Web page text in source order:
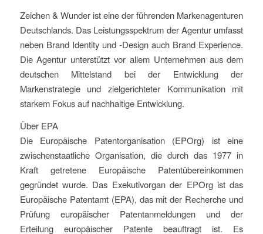
Zeichen & Wunder ist eine der führenden Markenagenturen
Deutschlands. Das Leistungsspektrum der Agentur umfasst
neben Brand Identity und -Design auch Brand Experience.
Die Agentur unterstützt vor allem Unternehmen aus dem
deutschen Mittelstand bei der Entwicklung der
Markenstrategie und zielgerichteter Kommunikation mit
starkem Fokus auf nachhaltige Entwicklung.
Über EPA
Die Europäische Patentorganisation (EPOrg) ist eine
zwischenstaatliche Organisation, die durch das 1977 in
Kraft getretene Europäische Patentübereinkommen
gegründet wurde. Das Exekutivorgan der EPOrgist das
Europäische Patentamt (EPA), das mit der Recherche und
Prüfung europäischer Patentanmeldungen und der
Erteilung europäischer Patente beauftragt ist. Es